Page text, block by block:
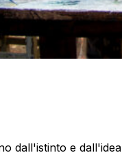
dall'istinto e